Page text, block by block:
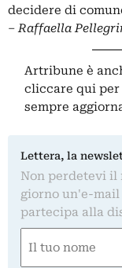
decidere di
– Raffaella
Artribune è
cliccare qui per
sempre
Lettera, la
Non perdetevi il
giorno un'e-
partecipa alla
(Required)